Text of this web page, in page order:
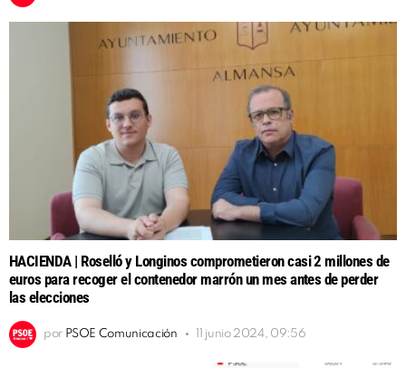
HACIENDA | Roselló y Longinos comprometieron casi 2 millones de
euros para recoger el contenedor marrón un mes antes de perder
las elecciones
por PSOE Comunicación 11 junio 2024, 09:56